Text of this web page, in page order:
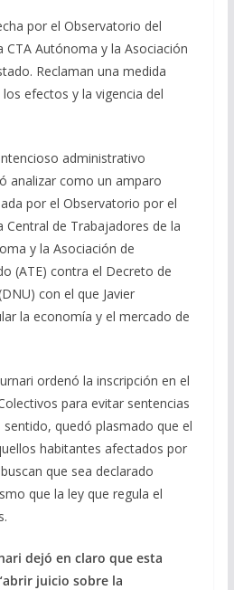
s
A
p
p
l p
ar
ti
r
por el Observatorio del
CTA Autónoma y la Asociación
Reclaman una medida
efectos y la vigencia del
administrativo
analizar como un amparo
por el Observatorio por el
Central de Trabajadores de la
y la Asociación de
(ATE) contra el Decreto de
con el que Javier
la economía y el mercado de
ordenó la inscripción en el
para evitar sentencias
quedó plasmado que el
habitantes afectados por
que sea declarado
que la ley que regula el
dejó en claro que esta
juicio sobre la